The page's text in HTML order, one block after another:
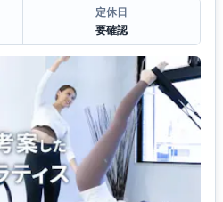
定休日
要確認